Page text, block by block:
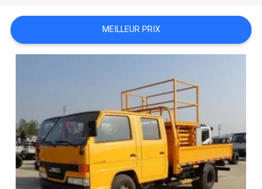
CONTACTER
NOUVELLES
UN DEVIS
PLAN
DU
MEILLEUR PRIX